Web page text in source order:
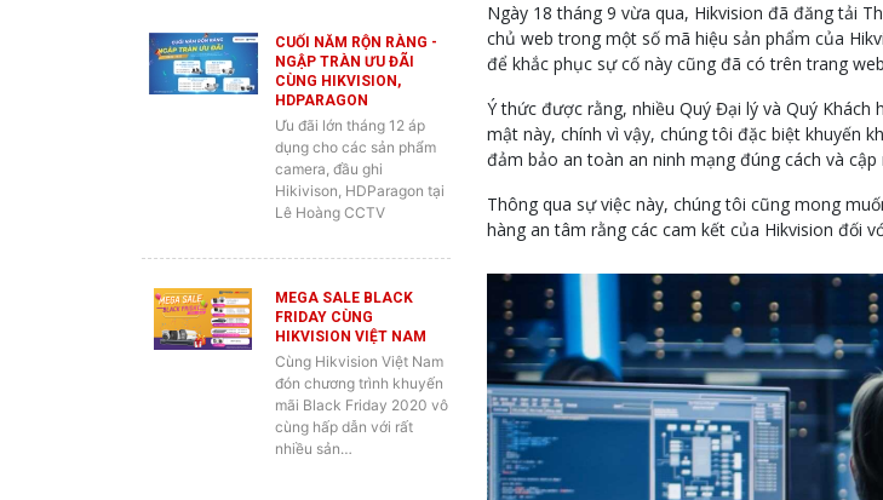
Ngày 18 tháng 9 vừa qua, Hikvision đã đăng tải
chủ web trong một số mã hiệu sản phẩm của
để khắc phục sự cố này cũng đã có trên trang
Ý thức được rằng, nhiều Quý Đại lý và Quý
mật này, chính vì vậy, chúng tôi đặc biệt khuyến
đảm bảo an toàn an ninh mạng đúng cách và
Thông qua sự việc này, chúng tôi cũng mong
hàng an tâm rằng các cam kết của Hikvision đối
CUỐI NĂM RỘN RÀNG -
NGẬP TRÀN ƯU ĐÃI
CÙNG HIKVISION,
HDPARAGON
Ưu đãi lớn tháng 12 áp
dụng cho các sản phẩm
camera, đầu ghi
Hikivison, HDParagon tại
Lê Hoàng CCTV
MEGA SALE BLACK
FRIDAY CÙNG
HIKVISION VIỆT NAM
Cùng Hikvision Việt Nam
đón chương trình khuyến
mãi Black Friday 2020 vô
cùng hấp dẫn với rất
nhiều sản…